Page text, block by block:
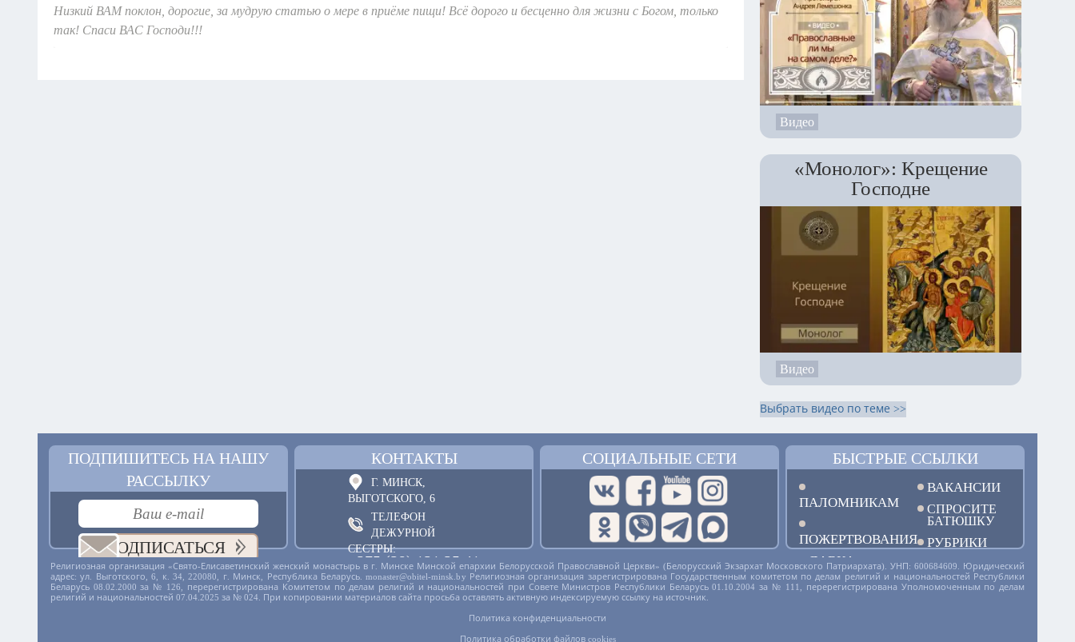
Низкий ВАМ поклон, дорогие, за мудрую статью о мере в приёме пищи! Всё дорого и бесценно для жизни с Богом, только
так! Спаси ВАС Господи!!!
Видео
«Монолог»: Крещение
Господне
Видео
Выбрать видео по теме >>
ПОДПИШИТЕСЬ НА НАШУ
РАССЫЛКУ
ПОДПИСАТЬСЯ
КОНТАКТЫ
Г. МИНСК,
ВЫГОТСКОГО, 6
ТЕЛЕФОН
ДЕЖУРНОЙ
СЕСТРЫ:
+375 (29) 121 25 41
ОБРАТНАЯ СВЯЗЬ
СОЦИАЛЬНЫЕ СЕТИ БЫСТРЫЕ ССЫЛКИ
ПАЛОМНИКАМ
ПОЖЕРТВОВАНИЯ
ЛАВКА
ВАКАНСИИ
СПРОСИТЕ
БАТЮШКУ
РУБРИКИ
Религиозная организация «Свято-Елисаветинский женский монастырь в г. Минске Минской епархии Белорусской Православной Церкви» (Белорусский Экзархат Московского Патриархата). УНП: 600684609. Юридический
адрес: ул. Выготского, 6, к. 34, 220080, г. Минск, Республика Беларусь. monaster@obitel-minsk.by Религиозная организация зарегистрирована Государственным комитетом по делам религий и национальностей Республики
Беларусь 08.02.2000 за № 126, перерегистрирована Комитетом по делам религий и национальностей при Совете Министров Республики Беларусь 01.10.2004 за № 111, перерегистрирована Уполномоченным по делам
религий и национальностей 07.04.2025 за № 024. При копировании материалов сайта просьба оставлять активную индексируемую ссылку на источник.
Политика конфиденциальности
Политика обработки файлов cookies